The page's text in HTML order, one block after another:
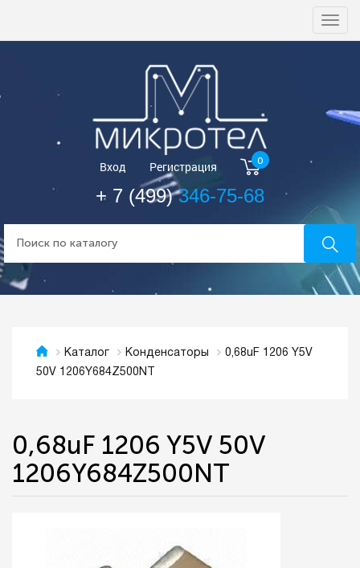
Вход Регистрация 0
+ 7 (499)346-75-68
Каталог Конденсаторы
0,68uF 1206 Y5V
50V 1206Y684Z500NT
0,68uF 1206 Y5V 50V
1206Y684Z500NT